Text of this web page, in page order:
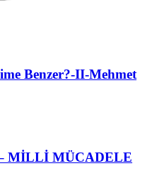
Benzer?-II-Mehmet
MİLLİ MÜCADELE